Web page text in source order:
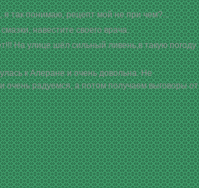
я так понимаю, рецепт мой не при чем?...
навестите своего врача.
На улице шёл сильный ливень,в такую погоду
к Алеране и очень довольна. Не
радуемся, а потом получаем выговоры от